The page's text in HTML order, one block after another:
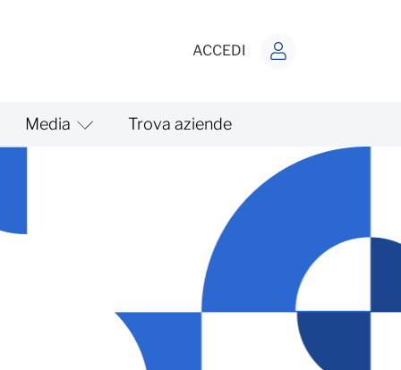
ACCEDI
Media Trova aziende
2026 - Circolari